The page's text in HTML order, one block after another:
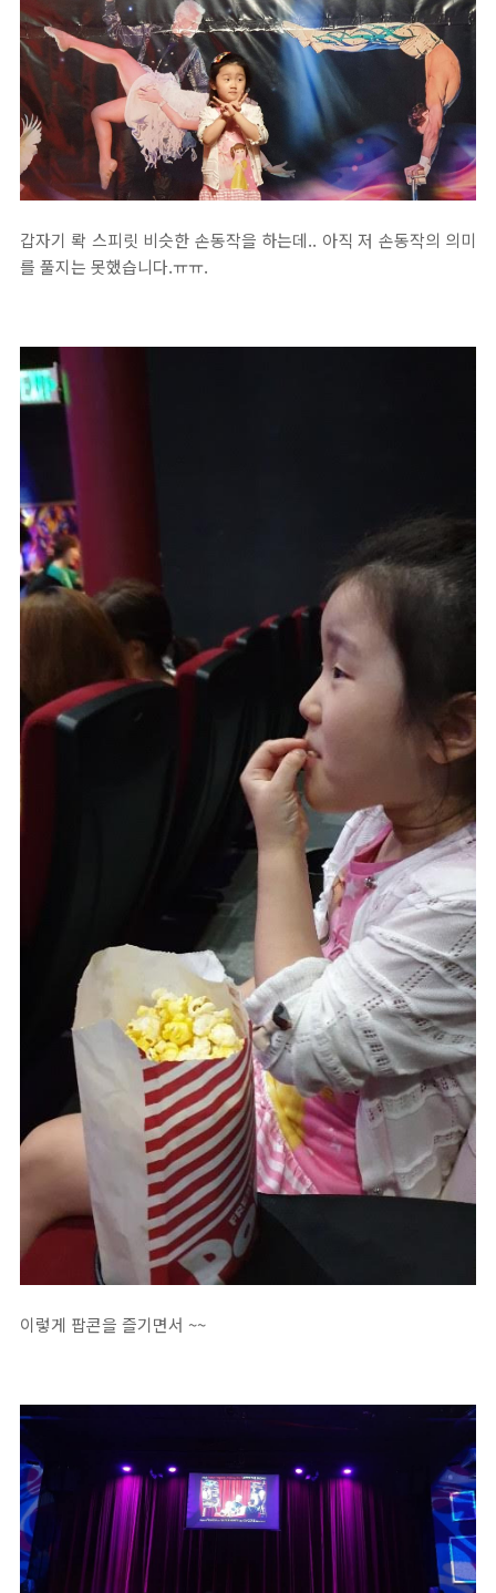
갑자기 롹 스피릿 비슷한 손동작을 하는데.. 아직 저 손동작의 의미
를 풀지는 못했습니다.ㅠㅠ.
이렇게 팝콘을 즐기면서 ~~